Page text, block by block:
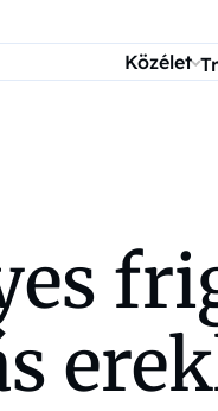
Közélet